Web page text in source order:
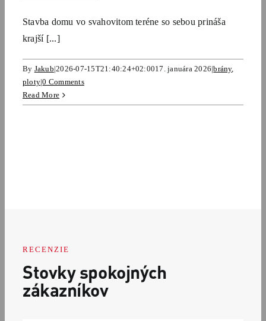
Stavba domu vo svahovitom teréne so sebou prináša
krajší [...]
By Jakub|2026-07-15T21:40:24+02:0017. januára 2026|brány,
ploty|0 Comments
Read More
RECENZIE
Stovky spokojných
zákazníkov